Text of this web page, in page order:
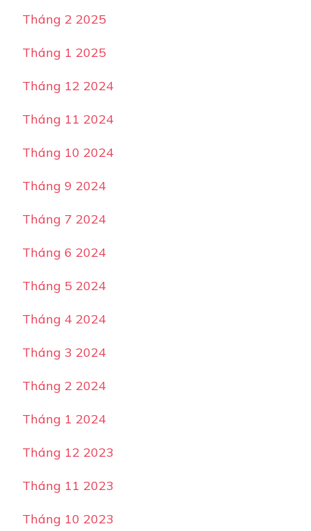
Tháng 2 2025
Tháng 1 2025
Tháng 12 2024
Tháng 11 2024
Tháng 10 2024
Tháng 9 2024
Tháng 7 2024
Tháng 6 2024
Tháng 5 2024
Tháng 4 2024
Tháng 3 2024
Tháng 2 2024
Tháng 1 2024
Tháng 12 2023
Tháng 11 2023
Tháng 10 2023